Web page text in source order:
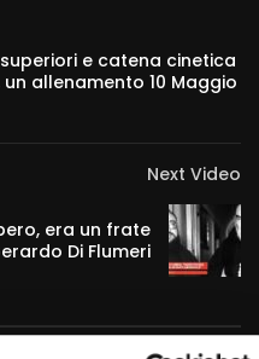
e catena cinetica
allenamento 10 Maggio
Next Video
era un frate
Di Flumeri